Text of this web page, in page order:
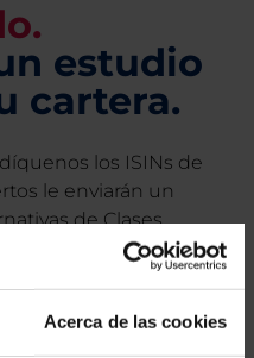
Acerca de las cookies
estudio
cartera.
los ISINs de
le enviarán un
de Clases
en sus costes.